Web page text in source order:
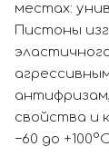
местах:
Пистоны
свойства и
−60 до